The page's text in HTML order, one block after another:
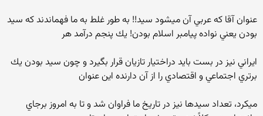
عنوان آقا كه عربي آن ميشود سيد!! به طور غلط به ما فهماندند كه سيد
بودن يعني نواده پيامبر اسلام بودن! يك پنجم درآمد هر
ايراني نيز در بست بايد دراختيار تازيان قرار بگيرد و چون سيد بودن يك
برتري اجتماعي و اقتصادي را از آن دارنده اين عنوان
ميكرد، تعداد سيدها نيز در تاريخ ما فراوان شد و تا به امروز برجاي